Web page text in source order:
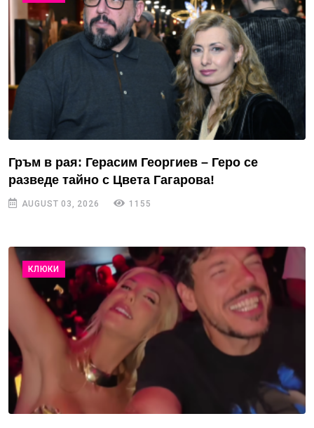
Гръм в рая: Герасим Георгиев – Геро се
разведе тайно с Цвета Гагарова!
AUGUST 03, 2026 1155
КЛЮКИ